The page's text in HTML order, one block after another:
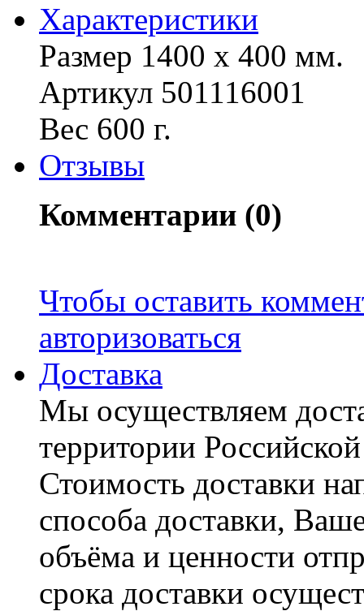
Характериcтики
Размер 1400 х 400 мм.
Артикул 501116001
Вес 600 г.
Отзывы
Комментарии (0)
Чтобы оставить
авторизоваться
Доставка
Мы осуществляем
территории
Стоимость доставки
способа доставки,
объёма и ценности
срока доставки